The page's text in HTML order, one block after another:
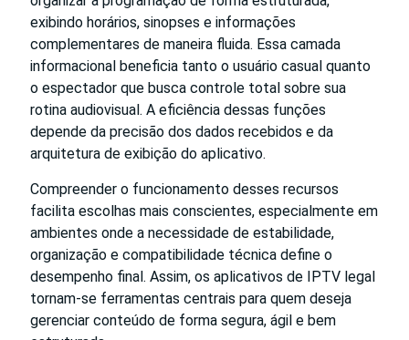
exibindo horários, sinopses e informações
complementares de maneira fluida. Essa camada
informacional beneficia tanto o usuário casual quanto
o espectador que busca controle total sobre sua
rotina audiovisual. A eficiência dessas funções
depende da precisão dos dados recebidos e da
arquitetura de exibição do aplicativo.
Compreender o funcionamento desses recursos
facilita escolhas mais conscientes, especialmente em
ambientes onde a necessidade de estabilidade,
organização e compatibilidade técnica define o
desempenho final. Assim, os aplicativos de IPTV legal
tornam-se ferramentas centrais para quem deseja
gerenciar conteúdo de forma segura, ágil e bem